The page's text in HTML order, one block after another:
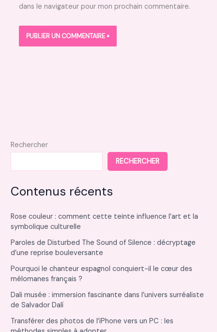
dans le navigateur pour mon prochain commentaire.
Rechercher
RECHERCHER
Contenus récents
Rose couleur : comment cette teinte influence l’art et la
symbolique culturelle
Paroles de Disturbed The Sound of Silence : décryptage
d’une reprise bouleversante
Pourquoi le chanteur espagnol conquiert-il le cœur des
mélomanes français ?
Dali musée : immersion fascinante dans l’univers surréaliste
de Salvador Dalí
Transférer des photos de l’iPhone vers un PC : les